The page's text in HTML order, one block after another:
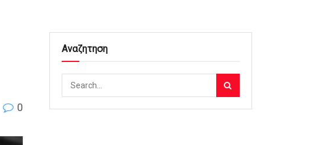
0
Αναζητηση